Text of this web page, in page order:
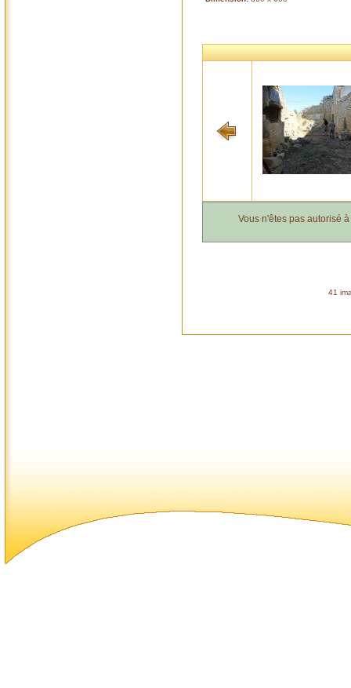
Vous n'êtes pas autorisé
41